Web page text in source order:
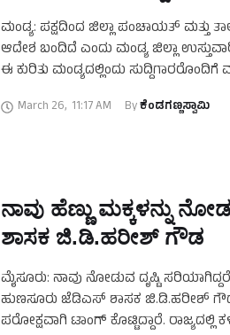
ಮಂಡ್ಯ: ಪಕ್ಷದಿಂದ ಜಿಲ್ಲಾ ಪಂಚಾಯತ್ ಮತ್ತು
ಆದೇಶ ಬಂದಿದೆ ಎಂದು ಮಂಡ್ಯ ಜಿಲ್ಲಾ
ಈ ಕುರಿತು ಮಂಡ್ಯದಲ್ಲಿಂದು
March 26, 11:17 AM By ಕೆಂಡಗಣ್ಣಸ್ವಾಮಿ
ನಾವು ಹೆಣ್ಣು ಮಕ್ಕಳನ್ನು
ಶಾಸಕ ಜಿ.ಡಿ.ಹರೀಶ್‌ ಗೌಡ
ಮೈಸೂರು: ನಾವು ನೋಡುವ ದೃಷ್ಟಿ
ಹುಣಸೂರು ಜೆಡಿಎಸ್‌ ಶಾಸಕ ಜಿ.ಡಿ.ಹರೀಶ್‌
ಪರೋಕ್ಷವಾಗಿ ಟಾಂಗ್‌ ಕೊಟ್ಟಿದ್ದಾರೆ.